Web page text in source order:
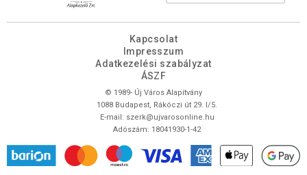
Kapcsolat
Impresszum
Adatkezelési szabályzat
ÁSZF
© 1989- Új Város Alapítvány
1088 Budapest, Rákóczi út 29. I/5.
E-mail: szerk@ujvarosonline.hu
Adószám: 18041930-1-42